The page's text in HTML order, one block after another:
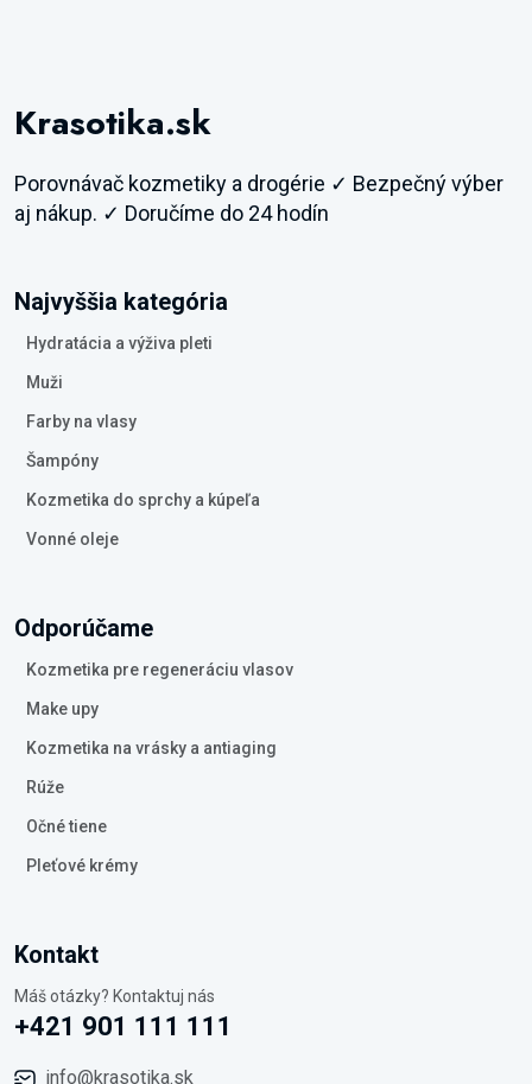
Krasotika.sk
Porovnávač kozmetiky a drogérie ✓ Bezpečný výber
aj nákup. ✓ Doručíme do 24 hodín
Najvyššia kategória
Hydratácia a výživa pleti
Muži
Farby na vlasy
Šampóny
Kozmetika do sprchy a kúpeľa
Vonné oleje
Odporúčame
Kozmetika pre regeneráciu vlasov
Make upy
Kozmetika na vrásky a antiaging
Rúže
Očné tiene
Pleťové krémy
Kontakt
Máš otázky? Kontaktuj nás
+421 901 111 111
info@krasotika.sk